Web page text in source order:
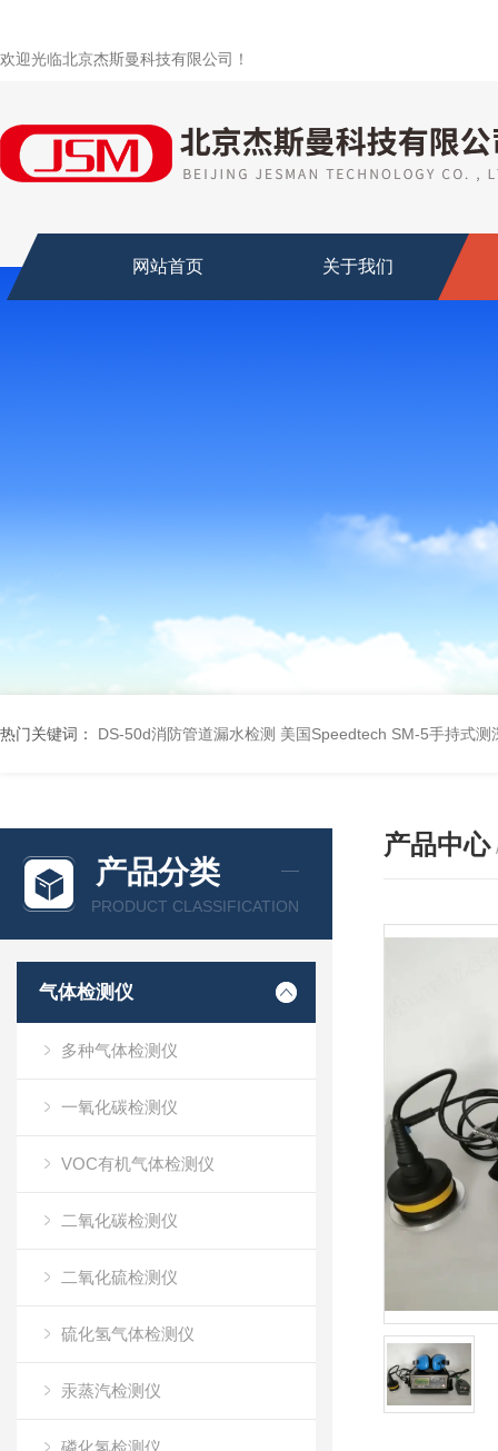
欢迎光临北京杰斯曼科技有限公司！
网站首页 关于我们
热门关键词： DS-50d消防管道漏水检测 美国Speedtech SM-5手持式测
产品分类
PRODUCT CLASSIFICATION
气体检测仪
多种气体检测仪
一氧化碳检测仪
VOC有机气体检测仪
二氧化碳检测仪
二氧化硫检测仪
硫化氢气体检测仪
汞蒸汽检测仪
磷化氢检测仪
产品中心